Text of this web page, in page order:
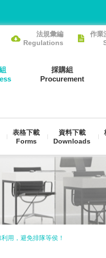
法規彙編
Regulations
作業
表格下載
Forms
資料下載
Downloads
採購組
Procurement
用，避免排隊等侯！